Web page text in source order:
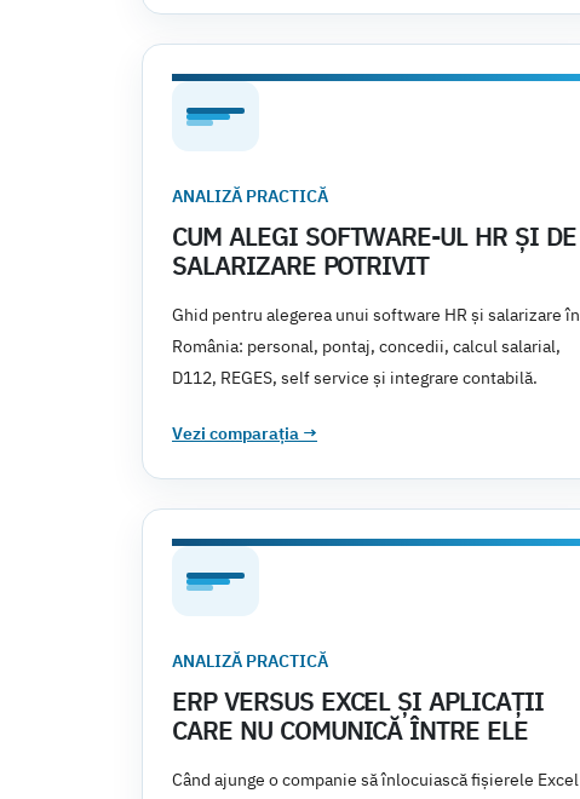
ANALIZĂ PRACTICĂ
CUM ALEGI SOFTWARE-UL HR ȘI DE
SALARIZARE POTRIVIT
Ghid pentru alegerea unui software HR și salarizare în
România: personal, pontaj, concedii, calcul salarial,
D112, REGES, self service și integrare contabilă.
Vezi comparația →
ANALIZĂ PRACTICĂ
ERP VERSUS EXCEL ȘI APLICAȚII
CARE NU COMUNICĂ ÎNTRE ELE
Când ajunge o companie să înlocuiască fișierele Excel